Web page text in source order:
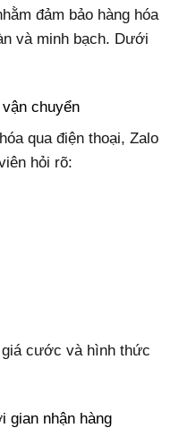
đảm bảo hàng hóa
và minh bạch. Dưới
chuyển
qua điện thoại, Zalo
hỏi rõ:
cước và hình thức
gian nhận hàng